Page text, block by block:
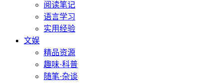
阅读笔记
语言学习
实用经验
文娱
精品资源
趣味·科普
随笔·杂谈